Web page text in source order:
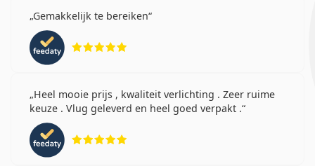
Gemakkelijk te bereiken
Heel mooie prijs , kwaliteit verlichting . Zeer ruime
keuze . Vlug geleverd en heel goed verpakt .